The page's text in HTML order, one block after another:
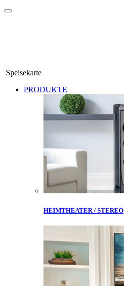
Speisekarte
PRODUKTE
HEIMTHEATER / STEREO